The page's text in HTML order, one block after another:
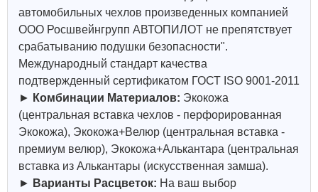
автомобильных чехлов произведенных компанией
ООО Росшвейнгрупп АВТОПИЛОТ не препятствует
срабатыванию подушки безопасности".
Международный стандарт качества
подтвержденный сертификатом ГОСТ ISO 9001-2011
► Комбинации Материалов: Экокожа
(центральная вставка чехлов - перфорированная
Экокожа), Экокожа+Велюр (центральная вставка -
премиум велюр), Экокожа+Алькантара (центральная
вставка из Алькантары (искусственная замша).
► Варианты Расцветок: На ваш выбор